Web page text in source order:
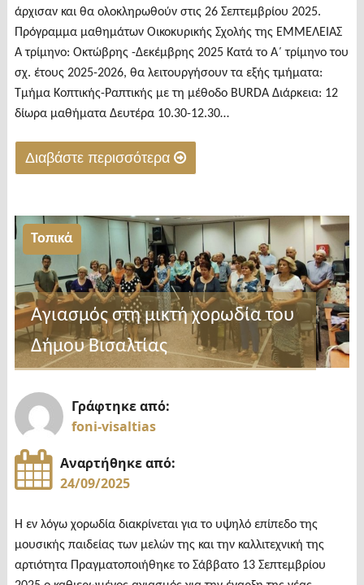
άρχισαν και θα ολοκληρωθούν στις 26 Σεπτεμβρίου 2025.
Πρόγραμμα μαθημάτων Οικοκυρικής Σχολής της ΕΜΜΕΛΕΙΑΣ
Α τρίμηνο: Οκτώβρης -Δεκέμβρης 2025 Κατά το Α΄ τρίμηνο του
σχ. έτους 2025-2026, θα λειτουργήσουν τα εξής τμήματα:
Τμήμα Κοπτικής-Ραπτικής με τη μέθοδο BURDA Διάρκεια: 12
δίωρα μαθήματα Δευτέρα 10.30-12.30…
Διαβάστε περισσότερα
ΕΜΜΕΛΕΙΑΣ
Πρόγραμμα
λειτουργίας
νέων
εργαστηρίων
δημιουργικής
απασχόλησης"
Τοπικά
Αγιασμός στη μικτή χορωδία του
Δήμου Βισαλτίας
Γράφτηκε από:
foni-visaltias
Αναρτήθηκε από:
24/09/2025
Η εν λόγω χορωδία διακρίνεται για το υψηλό επίπεδο της
μουσικής παιδείας των μελών της και την καλλιτεχνική της
αρτιότητα Πραγματοποιήθηκε το Σάββατο 13 Σεπτεμβρίου